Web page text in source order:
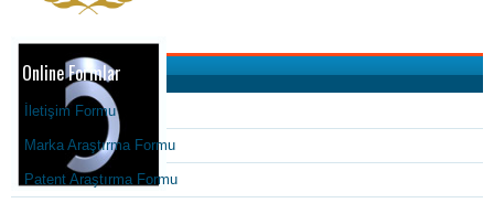
Online Formlar
İletişim Formu
Marka Araştırma Formu
Patent Araştırma Formu